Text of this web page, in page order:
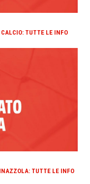
TUTTE LE INFO
TUTTE LE INFO